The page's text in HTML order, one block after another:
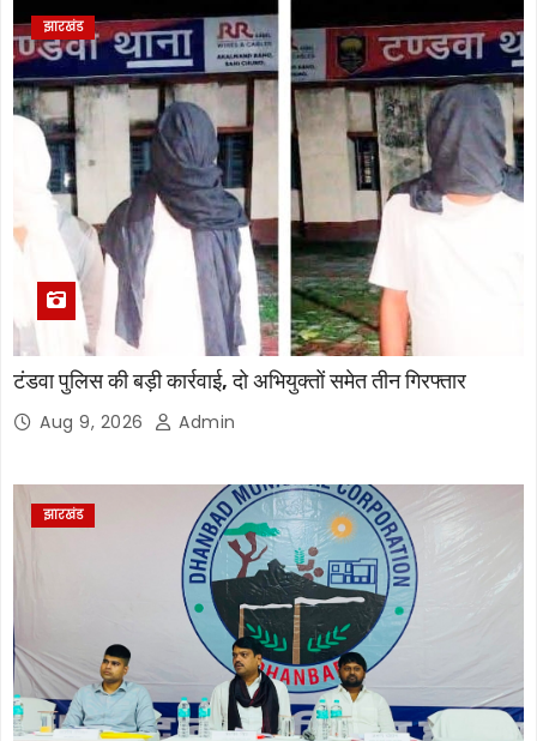
झारखंड
टंडवा पुलिस की बड़ी कार्रवाई, दो अभियुक्तों समेत तीन गिरफ्तार
Aug 9, 2026 Admin
झारखंड